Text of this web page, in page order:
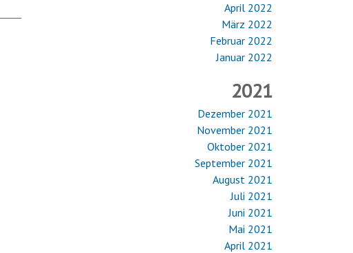
April 2022
März 2022
Februar 2022
Januar 2022
2021
Dezember 2021
November 2021
Oktober 2021
September 2021
August 2021
Juli 2021
Juni 2021
Mai 2021
April 2021